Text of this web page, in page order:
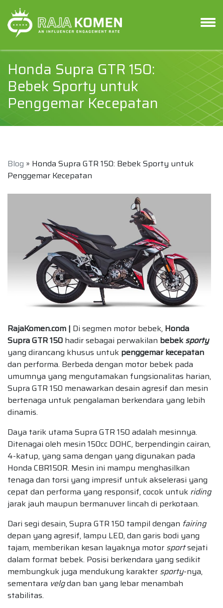
Honda Supra GTR 150:
Bebek Sporty untuk
Penggemar Kecepatan
Blog » Honda Supra GTR 150: Bebek Sporty untuk
Penggemar Kecepatan
RajaKomen.com | Di segmen motor bebek, Honda
Supra GTR 150 hadir sebagai perwakilan bebeksporty
yang dirancang khusus untuk penggemar kecepatan
dan performa. Berbeda dengan motor bebek pada
umumnya yang mengutamakan fungsionalitas harian,
Supra GTR 150 menawarkan desain agresif dan mesin
bertenaga untuk pengalaman berkendara yang lebih
dinamis.
Daya tarik utama Supra GTR 150 adalah mesinnya.
Ditenagai oleh mesin 150cc DOHC, berpendingin cairan,
4-katup, yang sama dengan yang digunakan pada
Honda CBR150R. Mesin ini mampu menghasilkan
tenaga dan torsi yang impresif untuk akselerasi yang
cepat dan performa yang responsif, cocok untuk riding
jarak jauh maupun bermanuver lincah di perkotaan.
Dari segi desain, Supra GTR 150 tampil dengan fairing
depan yang agresif, lampu LED, dan garis bodi yang
tajam, memberikan kesan layaknya motor sportsejati
dalam format bebek. Posisi berkendara yang sedikit
membungkuk juga mendukung karakter sporty-nya,
sementara velgdan ban yang lebar menambah
stabilitas.